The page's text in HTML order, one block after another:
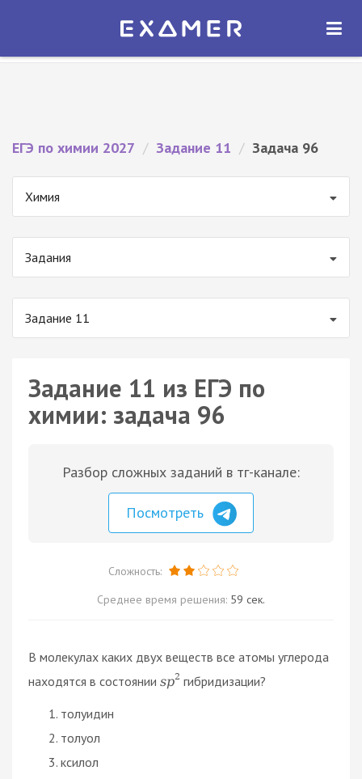
Экзамер — ЕГЭ 2027
ОТКРЫТЬ
ЕГЭ по химии 2027 / Задание 11 / Задача 96
Химия
Задания
Задание 11
Задание 11 из ЕГЭ по
химии: задача 96
Разбор сложных заданий в тг-канале:
Посмотреть
Сложность:
Среднее время решения: 59 сек.
В молекулах каких двух веществ все атомы углерода
находятся в состоянии sp2 гибридизации?
толуидин
толуол
ксилол